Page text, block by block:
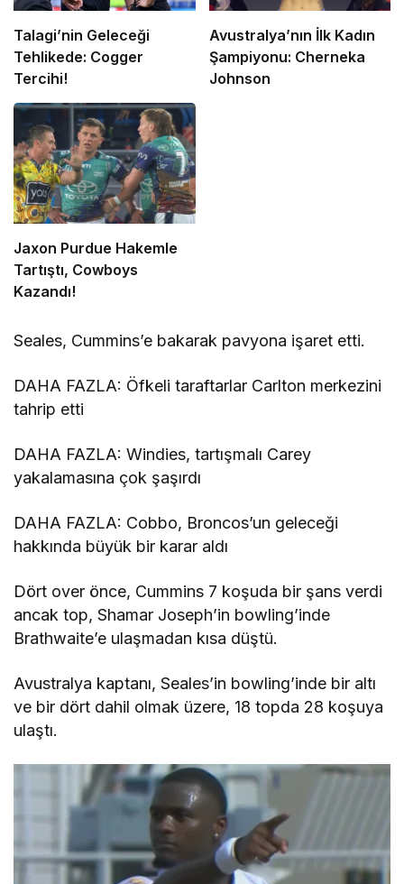
Talagi’nin Geleceği
Tehlikede: Cogger
Tercihi!
Avustralya’nın İlk Kadın
Şampiyonu: Cherneka
Johnson
Jaxon Purdue Hakemle
Tartıştı, Cowboys
Kazandı!
Seales, Cummins’e bakarak pavyona işaret etti.
DAHA FAZLA: Öfkeli taraftarlar Carlton merkezini
tahrip etti
DAHA FAZLA: Windies, tartışmalı Carey
yakalamasına çok şaşırdı
DAHA FAZLA: Cobbo, Broncos’un geleceği
hakkında büyük bir karar aldı
Dört over önce, Cummins 7 koşuda bir şans verdi
ancak top, Shamar Joseph’in bowling’inde
Brathwaite’e ulaşmadan kısa düştü.
Avustralya kaptanı, Seales’in bowling’inde bir altı
ve bir dört dahil olmak üzere, 18 topda 28 koşuya
ulaştı.